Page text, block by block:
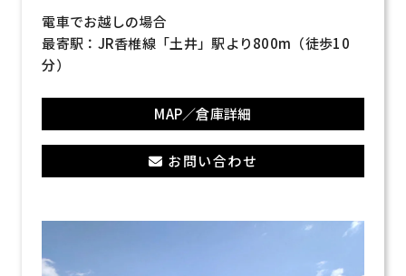
電車でお越しの場合
最寄駅：JR香椎線「土井」駅より800m（徒歩10
分）
MAP／倉庫詳細
お問い合わせ